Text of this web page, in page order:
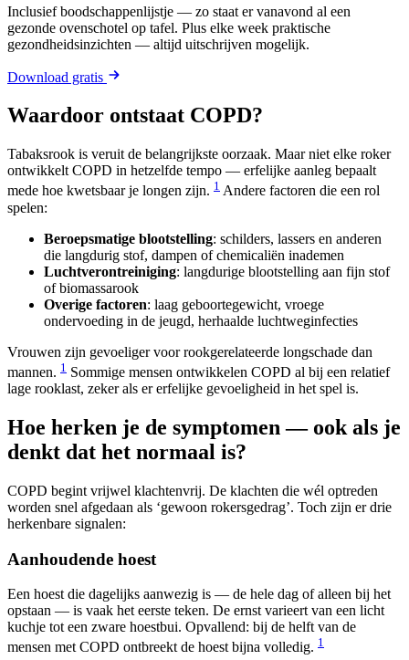
Inclusief boodschappenlijstje — zo staat er vanavond al een
gezonde ovenschotel op tafel. Plus elke week praktische
gezondheidsinzichten — altijd uitschrijven mogelijk.
Download gratis
Waardoor ontstaat COPD?
Tabaksrook is veruit de belangrijkste oorzaak. Maar niet elke roker
ontwikkelt COPD in hetzelfde tempo — erfelijke aanleg bepaalt
mede hoe kwetsbaar je longen zijn. 1 Andere factoren die een rol
spelen:
Beroepsmatige blootstelling: schilders, lassers en anderen
die langdurig stof, dampen of chemicaliën inademen
Luchtverontreiniging: langdurige blootstelling aan fijn stof
of biomassarook
Overige factoren: laag geboortegewicht, vroege
ondervoeding in de jeugd, herhaalde luchtweginfecties
Vrouwen zijn gevoeliger voor rookgerelateerde longschade dan
mannen. 1 Sommige mensen ontwikkelen COPD al bij een relatief
lage rooklast, zeker als er erfelijke gevoeligheid in het spel is.
Hoe herken je de symptomen — ook als je
denkt dat het normaal is?
COPD begint vrijwel klachtenvrij. De klachten die wél optreden
worden snel afgedaan als ‘gewoon rokersgedrag’. Toch zijn er drie
herkenbare signalen:
Aanhoudende hoest
Een hoest die dagelijks aanwezig is — de hele dag of alleen bij het
opstaan — is vaak het eerste teken. De ernst varieert van een licht
kuchje tot een zware hoestbui. Opvallend: bij de helft van de
mensen met COPD ontbreekt de hoest bijna volledig. 1